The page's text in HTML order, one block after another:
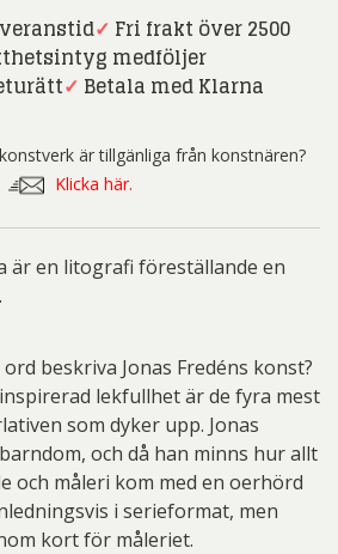
✓ Fri frakt över 2500
medföljer
✓ Betala med Klarna
är tillgänliga från konstnären?
Klicka här.
är en litografi föreställande en
beskriva Jonas Fredéns konst?
lekfullhet är de fyra mest
som dyker upp. Jonas
och då han minns hur allt
och måleri kom med en oerhörd
i serieformat, men
kort för måleriet.